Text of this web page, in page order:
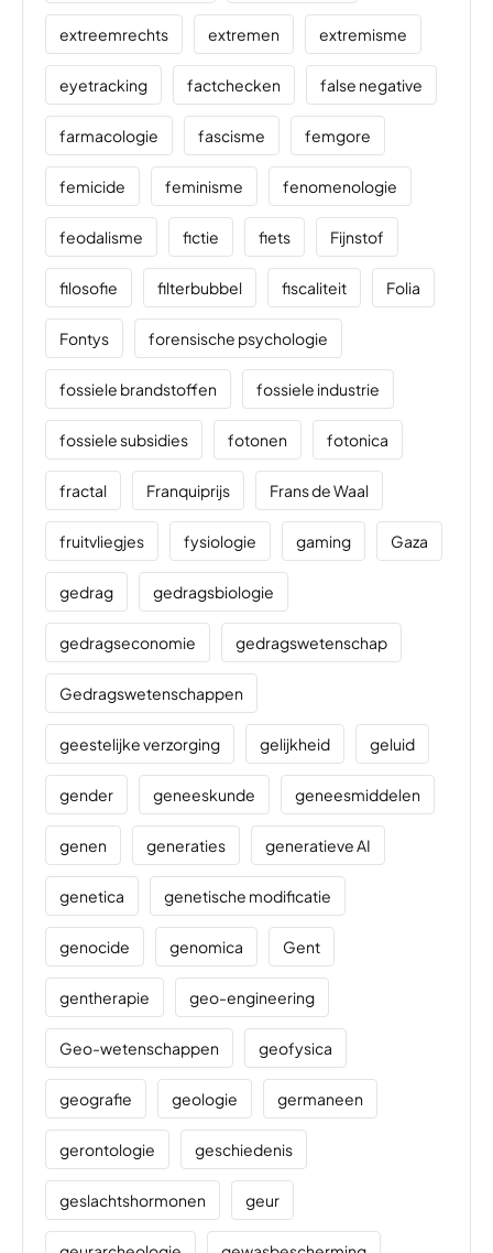
extreemrechts extremen extremisme
eyetracking factchecken false negative
farmacologie fascisme femgore
femicide feminisme fenomenologie
feodalisme fictie fiets Fijnstof
filosofie filterbubbel fiscaliteit Folia
Fontys forensische psychologie
fossiele brandstoffen fossiele industrie
fossiele subsidies fotonen fotonica
fractal Franquiprijs Frans de Waal
fruitvliegjes fysiologie gaming Gaza
gedrag gedragsbiologie
gedragseconomie gedragswetenschap
Gedragswetenschappen
geestelijke verzorging gelijkheid geluid
gender geneeskunde geneesmiddelen
genen generaties generatieve AI
genetica genetische modificatie
genocide genomica Gent
gentherapie geo-engineering
Geo-wetenschappen geofysica
geografie geologie germaneen
gerontologie geschiedenis
geslachtshormonen geur